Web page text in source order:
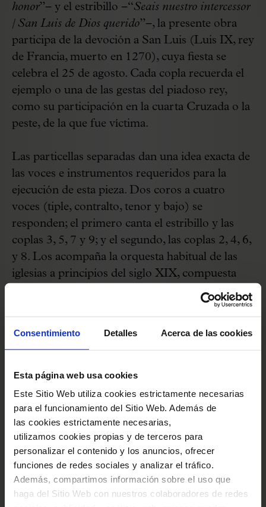
Consentimiento Detalles Acerca de las cookies
Esta página web usa cookies
Este Sitio Web utiliza cookies estrictamente necesarias
para el funcionamiento del Sitio Web. Además de
las cookies estrictamente necesarias,
utilizamos cookies propias y de terceros para
personalizar el contenido y los anuncios, ofrecer
funciones de redes sociales y analizar el tráfico.
Además, compartimos información sobre el uso que
haga del Sitio Web con nuestros colaboradores de redes
honor”− y el estribillo −“Seais nuestro intercessor
/ San Luis de Dios querido”−, la presente obra
participa de la devoción a San Luis (Luis IX, rey
de Francia, muerto en 1270), cuya fiesta se
celebra el 25 de agosto. Cada copla recuerda el
ejemplo o una de las gestas del piadoso rey,
como su participación en la cuarta Cruzada o la
peste, de la que fue víctima.
Las particellas separadas dan una idea exacta de
las voces e instrumentos requeridos para la
ejecución de esta pieza. Dos coros a cuatro
voces (tiple, contralto, tenor y bajo) se
responden; el primero canta el estribillo y las
coplas 3, 5, 7 y 9; y el segundo, las coplas 2, 4, 6,
y 8. Los acompaña la orquesta habitual de las
iglesias a principios del siglo XIX, compuesta
por dos partes de violines así como diferentes
familias de instrumentos de viento, apoyadas
vecinas.
La Biblioteca del Orfeó Català conserva una
importantísima colección de gozos.
Ver documento